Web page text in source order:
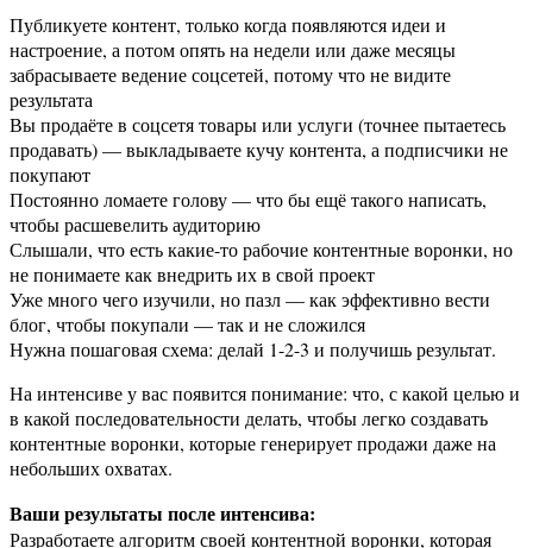
Публикуете контент, только когда появляются идеи и
настроение, а потом опять на недели или даже месяцы
забрасываете ведение соцсетей, потому что не видите
результата
Вы продаёте в соцсетя товары или услуги (точнее пытаетесь
продавать) — выкладываете кучу контента, а подписчики не
покупают
Постоянно ломаете голову — что бы ещё такого написать,
чтобы расшевелить аудиторию
Слышали, что есть какие-то рабочие контентные воронки, но
не понимаете как внедрить их в свой проект
Уже много чего изучили, но пазл — как эффективно вести
блог, чтобы покупали — так и не сложился
Нужна пошаговая схема: делай 1-2-3 и получишь результат.
На интенсиве у вас появится понимание: что, с какой целью и
в какой последовательности делать, чтобы легко создавать
контентные воронки, которые генерирует продажи даже на
небольших охватах.
Ваши результаты после интенсива:
Разработаете алгоритм своей контентной воронки, которая